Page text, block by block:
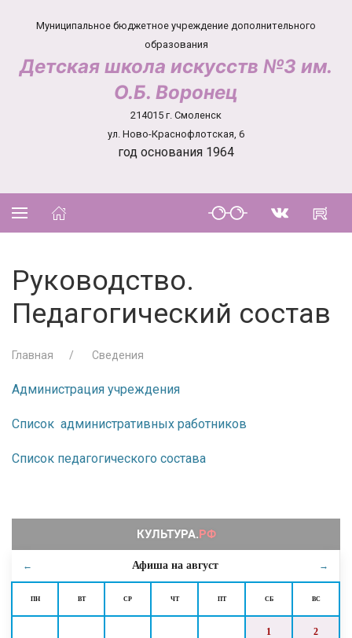
Муниципальное бюджетное учреждение дополнительного
образования
Детская школа искусств №3 им.
О.Б. Воронец
214015 г. Смоленск
ул. Ново-Краснофлотская, 6
год основания 1964
← Афиша на август →
ПН ВТ СР ЧТ ПТ СБ ВС
1 2
Руководство.
Педагогический состав
Главная Сведения
Администрация учреждения
Список административных работников
Список педагогического состава